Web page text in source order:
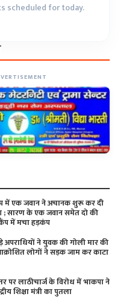
scheduled for today.
में एक जवान ने अचानक शुरू कर दी
; सारण के एक जवान समेत दो की
में मचा हड़कंप
अपराधियों ने युवक की गोली मार की
लोगों ने सड़क जाम कर काटा
पर लाठीचार्ज के विरोध में भाकपा ने
शिक्षा मंत्री का पुतला